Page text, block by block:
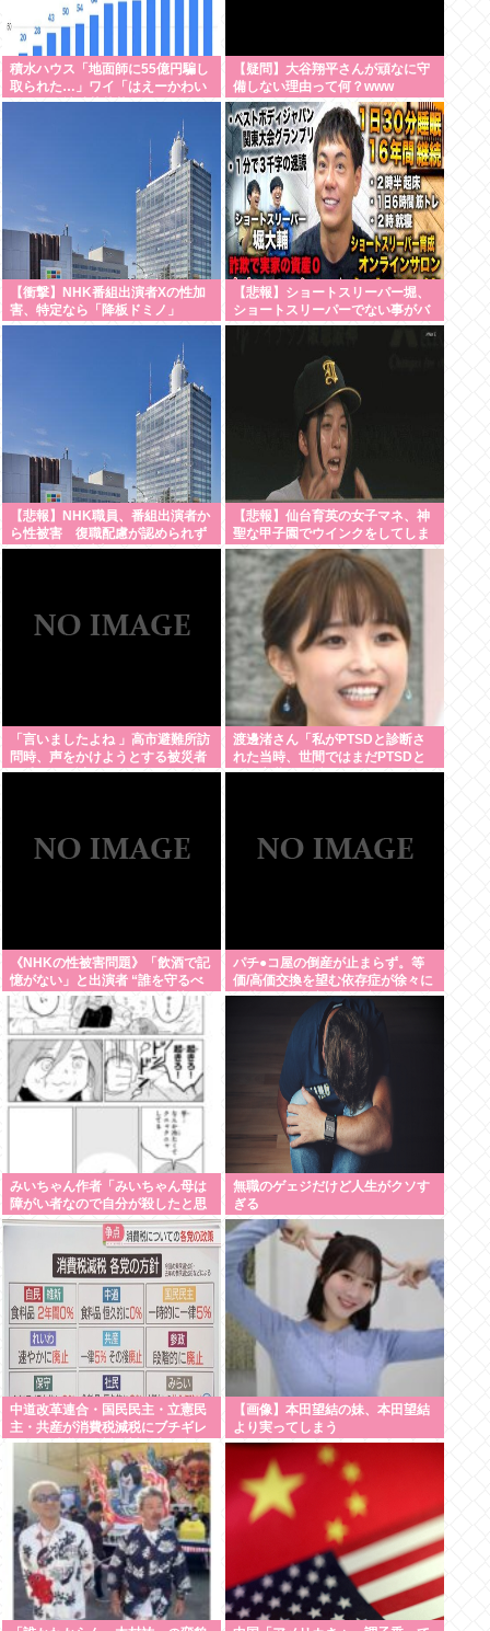
積水ハウス「地面師に55億円騙し
取られた…」ワイ「はえーかわい
そう…会社滅茶苦茶やろなぁ」
【疑問】大谷翔平さんが頑なに守
備しない理由って何？www
【衝撃】NHK番組出演者Xの性加
害、特定なら「降板ドミノ」
へ・・・・・・・・・
【悲報】ショートスリーパー堀、
ショートスリーパーでない事がバ
レてしまう
【悲報】NHK職員、番組出演者か
ら性被害 復職配慮が認められず
異動まで3年以上
【悲報】仙台育英の女子マネ、神
聖な甲子園でウインクをしてしま
う
「言いましたよね 」高市避難所訪
問時、声をかけようとする被災者
を威圧する謎のハゲガードマンが
渡邊渚さん「私がPTSDと診断さ
れた当時、世間ではまだPTSDと
いう言葉は浸透されてなかった」
《NHKの性被害問題》「飲酒で記
憶がない」と出演者 “誰を守るべ
きなのか”問われる組織の姿勢
パチ●コ屋の倒産が止まらず。等
価/高価交換を望む依存症が徐々に
脱落。低換金率を望む客は戻らず
みいちゃん作者「みいちゃん母は
障がい者なので自分が殺したと思
い込んで自白しました」←なにこ
無職のゲェジだけど人生がクソす
ぎる
中道改革連合・国民民主・立憲民
主・共産が消費税減税にブチギレ
発狂 減税に絶対反対と力を合わ
【画像】本田望結の妹、本田望結
より実ってしまう